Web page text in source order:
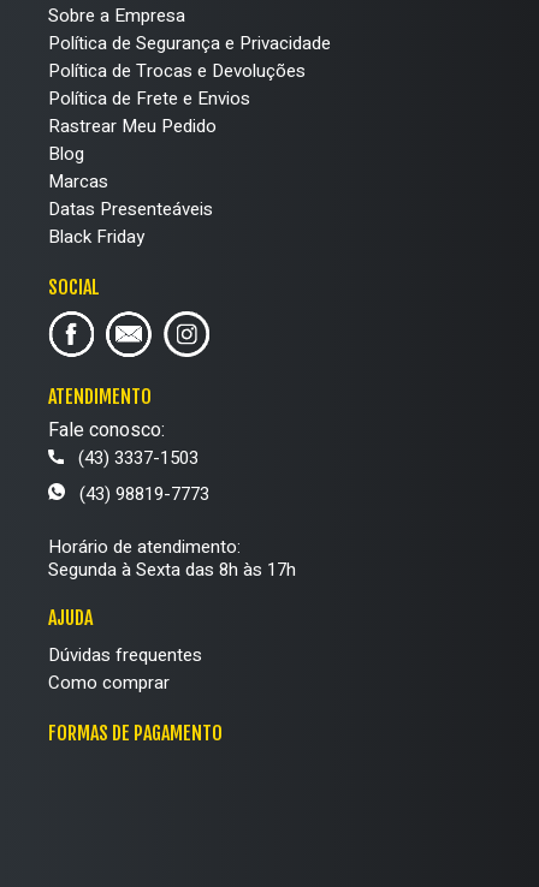
Sobre a Empresa
Política de Segurança e Privacidade
Política de Trocas e Devoluções
Política de Frete e Envios
Rastrear Meu Pedido
Blog
Marcas
Datas Presenteáveis
Black Friday
SOCIAL
ATENDIMENTO
Fale conosco:
(43) 3337-1503
(43) 98819-7773
Horário de atendimento:
Segunda à Sexta das 8h às 17h
AJUDA
Dúvidas frequentes
Como comprar
FORMAS DE PAGAMENTO